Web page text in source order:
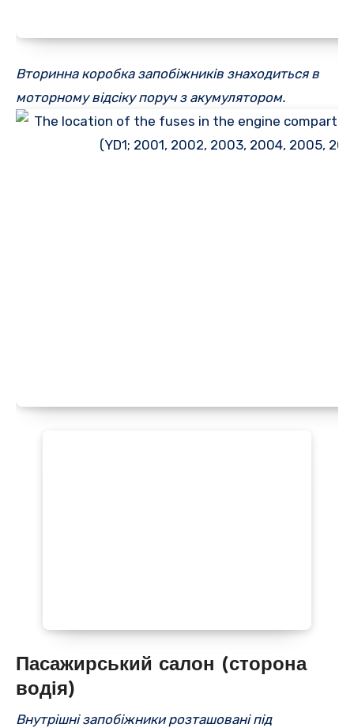
Вторинна коробка запобіжників знаходиться в
моторному відсіку поруч з акумулятором.
Пасажирський салон (сторона
водія)
Внутрішні запобіжники розташовані під